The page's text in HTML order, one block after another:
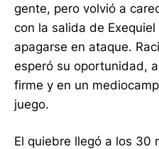
gente, pero volvió a
con la salida de
apagarse en ataque.
esperó su oportunidad,
firme y en un
juego.
El quiebre llegó a los 30